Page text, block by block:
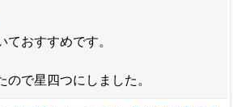
おすすめです。
で星四つにしました。